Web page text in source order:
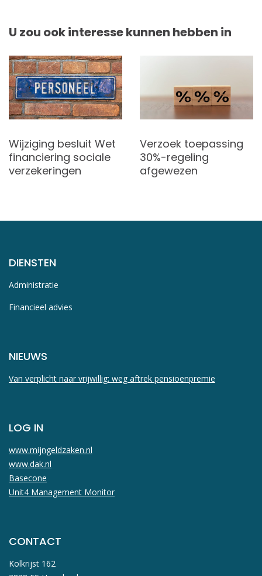
U zou ook interesse kunnen hebben in
Wijziging besluit Wet
financiering sociale
verzekeringen
Verzoek toepassing
30%-regeling
afgewezen
DIENSTEN
Administratie
Financieel advies
NIEUWS
Van verplicht naar vrijwillig: weg aftrek pensioenpremie
LOG IN
www.mijngeldzaken.nl
www.dak.nl
Basecone
Unit4 Management Monitor
CONTACT
Kolkrijst 162